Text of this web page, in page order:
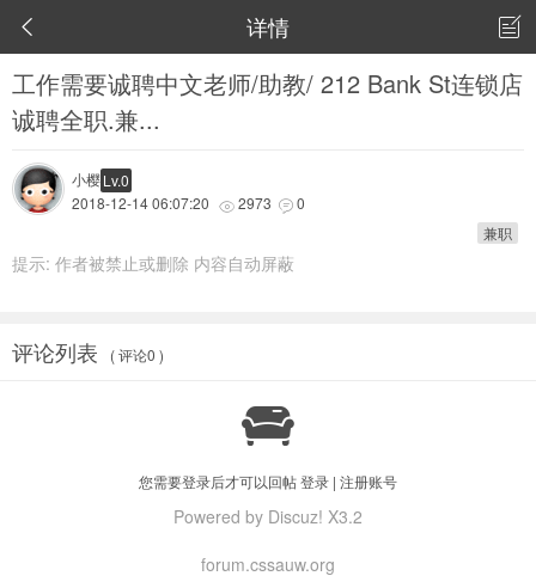
 详情 
工作需要诚聘中文老师/助教/ 212 Bank St连锁店
诚聘全职.兼...
小樱Lv.0
2018-12-14 06:07:20
 2973  0
兼职
提示: 作者被禁止或删除 内容自动屏蔽
评论列表 ( 评论0 )

您需要登录后才可以回帖登录 | 注册账号
Powered by Discuz! X3.2
forum.cssauw.org